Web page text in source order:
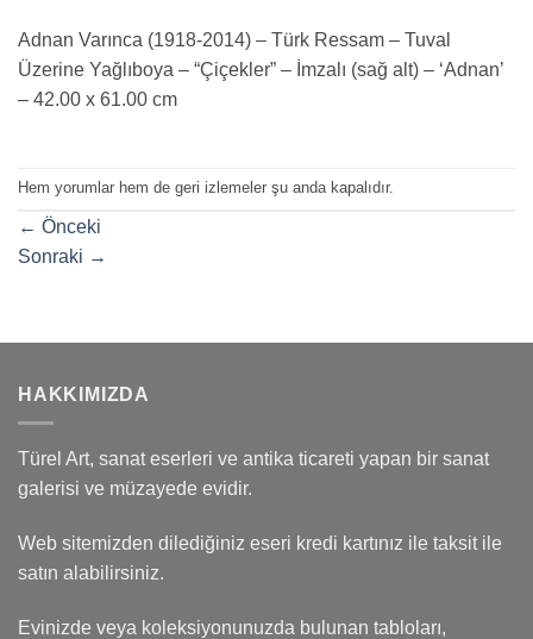
Adnan Varınca (1918-2014) – Türk Ressam – Tuval
Üzerine Yağlıboya – “Çiçekler” – İmzalı (sağ alt) – ‘Adnan’
– 42.00 x 61.00 cm
Hem yorumlar hem de geri izlemeler şu anda kapalıdır.
← Önceki
Sonraki →
HAKKIMIZDA
Türel Art, sanat eserleri ve antika ticareti yapan bir sanat
galerisi ve müzayede evidir.
Web sitemizden dilediğiniz eseri kredi kartınız ile taksit ile
satın alabilirsiniz.
Evinizde veya koleksiyonunuzda bulunan tabloları,